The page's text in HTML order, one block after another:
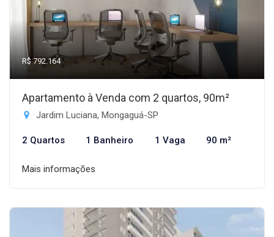
R$ 792.164
Apartamento à Venda com 2 quartos, 90m²
Jardim Luciana, Mongaguá-SP
2 Quartos 1 Banheiro 1 Vaga 90 m²
Mais informações